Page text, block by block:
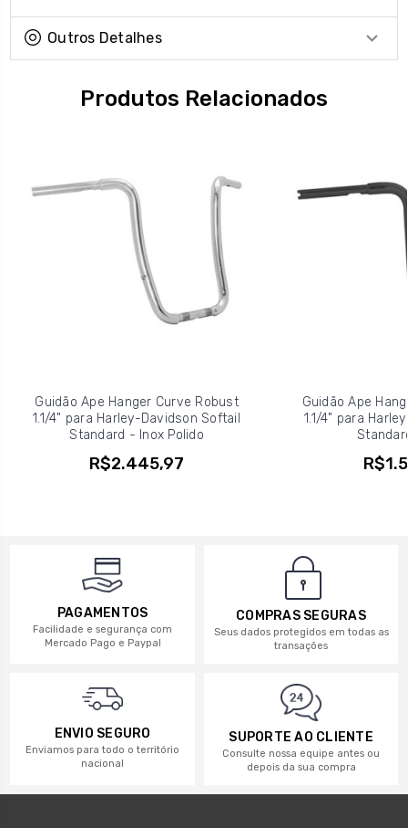
Outros Detalhes
Produtos Relacionados
Guidão Ape Hanger Curve Robust
1.1/4" para Harley-Davidson Softail
Standard - Inox Polido
R$2.445,97
Guidão Ape
1.1/4" para
PAGAMENTOS
Facilidade e segurança com
Mercado Pago e Paypal
COMPRAS SEGURAS
Seus dados protegidos em todas as
transações
ENVIO SEGURO
Enviamos para todo o território
nacional
SUPORTE AO CLIENTE
Consulte nossa equipe antes ou
depois da sua compra